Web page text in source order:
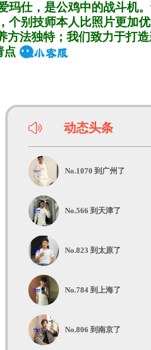
玛仕，是公鸡中的战斗机
个别技师本人比照片更加
方法独特；我们致力于打
点
动态头条
No.1070 到广州了
No.566 到天津了
No.823 到太原了
No.784 到上海了
No.806 到南京了